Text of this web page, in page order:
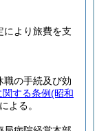
により旅費を支
職の手続及び効
する条例(昭和
よる。